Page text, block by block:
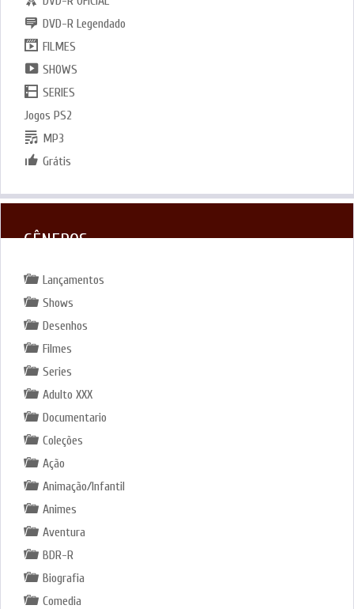
DVD-R Legendado
FILMES
SHOWS
SERIES
Jogos PS2
MP3
Grátis
GÊNEROS
Lançamentos
Shows
Desenhos
Filmes
Series
Adulto XXX
Documentario
Coleções
Ação
Animação/Infantil
Animes
Aventura
BDR-R
Biografia
Comedia